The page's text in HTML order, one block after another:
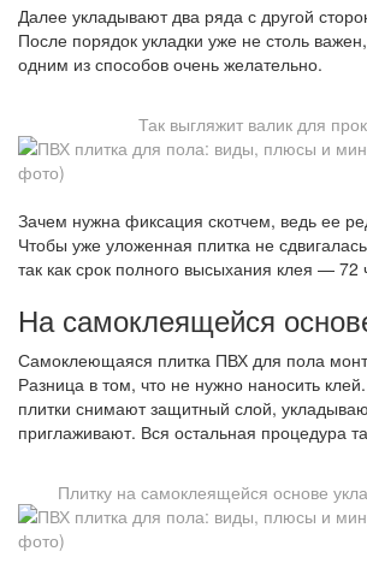
Далее укладывают два ряда с другой
После порядок укладки уже не столь
одним из способов очень желательно.
Так выгляжит валик для
Зачем нужна фиксация скотчем, ведь ее
Чтобы уже уложенная плитка не
так как срок полного высыхания клея — 72
На самоклеящейся
Самоклеющаяся плитка ПВХ для пола
Разница в том, что не нужно наносить
плитки снимают защитный слой,
приглаживают. Вся остальная процедура
Плитку на самоклеящейся основе